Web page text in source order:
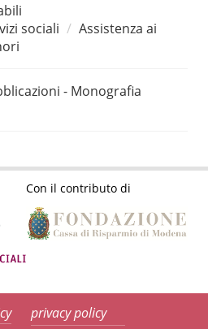
sociali
Assistenza ai
- Monografia
Con il contributo di
privacy policy